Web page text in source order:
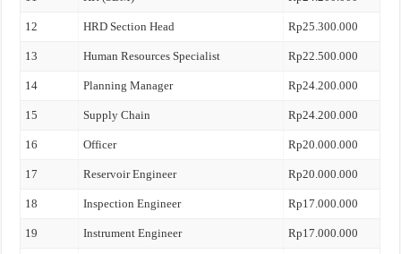
12 HRD Section Head Rp25.300.000
13 Human Resources Specialist Rp22.500.000
14 Planning Manager Rp24.200.000
15 Supply Chain Rp24.200.000
16 Officer Rp20.000.000
17 Reservoir Engineer Rp20.000.000
18 Inspection Engineer Rp17.000.000
19 Instrument Engineer Rp17.000.000